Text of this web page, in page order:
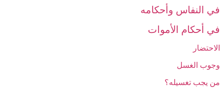
في النفاس وأحكامه‏
في أحكام الأموات‏
الاحتضار
وجوب الغسل
من يجب تغسيله؟